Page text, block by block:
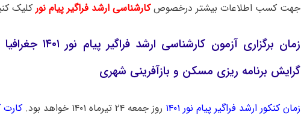
جهت کسب اطلاعات بیشتر درخصوصکارشناسی ارشد فراگیر پیام نورکلیک
زمان برگزاری آزمون
گرایش برنامه ریزی مسکن و بازآفرینی شهری
زمان کنکور ارشد فراگیر پیام نور ۱۴۰۱ روز جمعه ۲۴ تیرماه ۱۴۰۱ خواهد بود.
کارت